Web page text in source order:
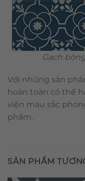
Gạch
Với những sản
hoàn toàn có thể
viện màu sắc
phẩm.
SẢN PHẨM